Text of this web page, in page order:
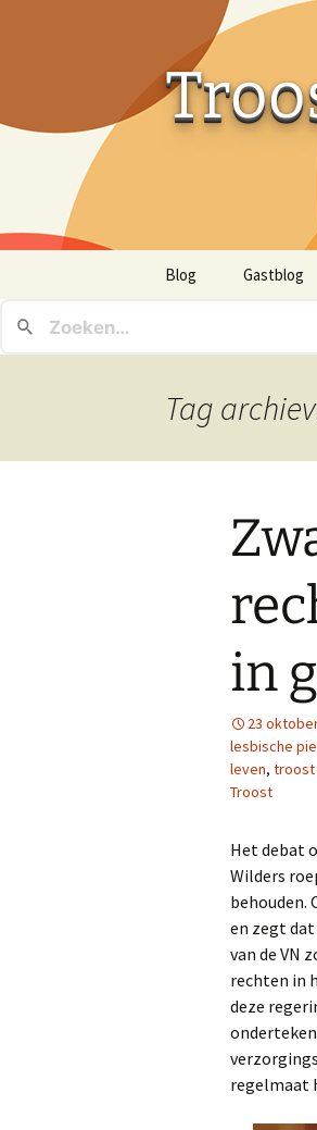
Blog Gastblog
Tag
in
23
lesbische
leven, troost
Troost
Het debat
Wilders
behouden.
en zegt
van de VN
rechten in
deze
regelmaat